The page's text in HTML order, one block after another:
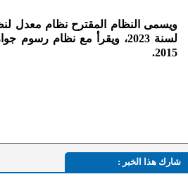
ويسمى النظام المقترح نظام معدل
2015.
شارك هذا الخبر :